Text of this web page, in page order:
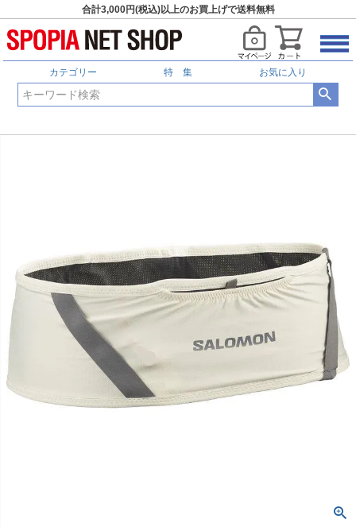
合計3,000円(税込)以上のお買上げで送料無料
カテゴリー 特 集 お気に入り